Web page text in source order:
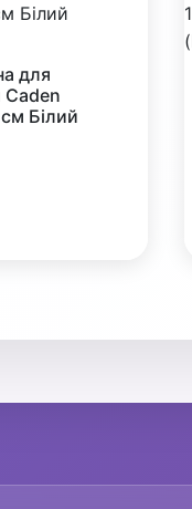
для
Білий